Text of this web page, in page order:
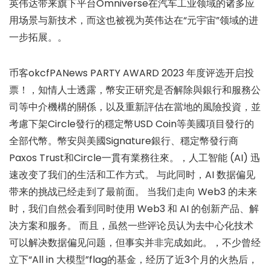
英伟达带来旗下平台Omniverse在汽车工业领域的诸多应
用场景与新技术，而这也被视为英伟达在“元宇宙”领域的进
一步拓展。。
币客okcfPANews PARTY AWARD 2023 年度评选开启投
票！，知情人士透露，幣安正研究是否解除與銀行和服務公
司等中介機構的關係，以及重新評估在當地的風險投資，並
考慮下架Circle發行的穩定幣USD Coin等美國項目發行的
全部代幣。幣安與美國Signature銀行、穩定幣發行商
Paxos Trust和Circle一貫有業務往來。，人工智能 (AI) 迅
速改变了我们的生活和工作方式。 与此同时，AI 数据偏见
带来的挑战已经走到了最前面。 当我们走向 Web3 的未来
时，我们自然会看到同时使用 Web3 和 AI 的创新产品、解
决方案和服务。 而且，虽然一些评论员认为去中心化技术
可以解决数据偏见问题，但事实并非完成如此。，不少曾经
立下“All in 大模型”flag的基金，经历了近3个月的火热后，